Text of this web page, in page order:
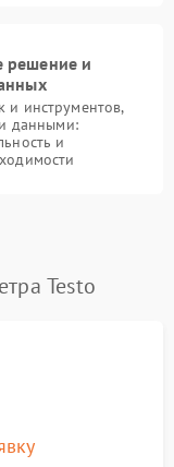
решение и
и инструментов,
данными:
и
Testo